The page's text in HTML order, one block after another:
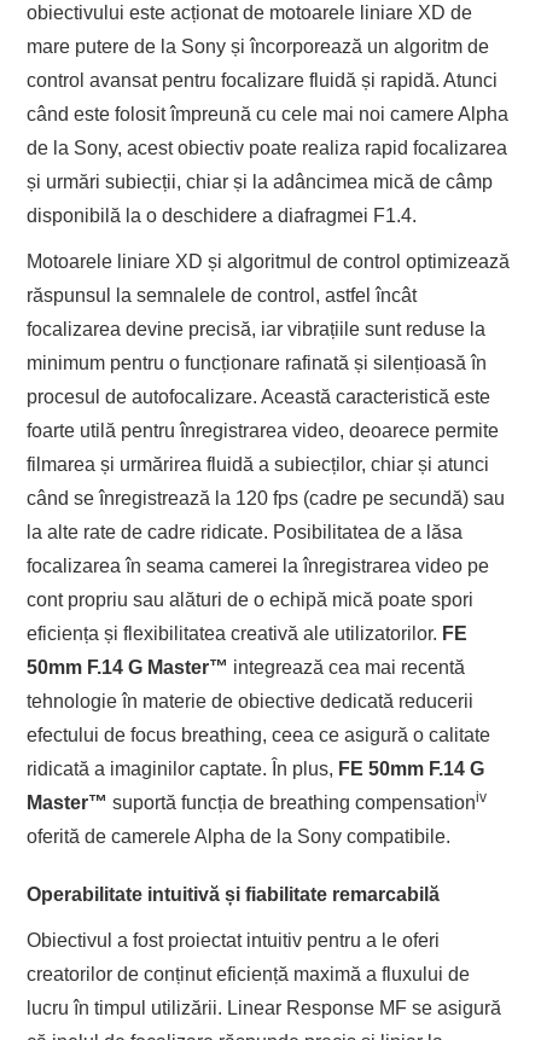
obiectivului este acționat de motoarele liniare XD de
mare putere de la Sony și încorporează un algoritm de
control avansat pentru focalizare fluidă și rapidă. Atunci
când este folosit împreună cu cele mai noi camere Alpha
de la Sony, acest obiectiv poate realiza rapid focalizarea
și urmări subiecții, chiar și la adâncimea mică de câmp
disponibilă la o deschidere a diafragmei F1.4.
Motoarele liniare XD și algoritmul de control optimizează
răspunsul la semnalele de control, astfel încât
focalizarea devine precisă, iar vibrațiile sunt reduse la
minimum pentru o funcționare rafinată și silențioasă în
procesul de autofocalizare. Această caracteristică este
foarte utilă pentru înregistrarea video, deoarece permite
filmarea și urmărirea fluidă a subiecților, chiar și atunci
când se înregistrează la 120 fps (cadre pe secundă) sau
la alte rate de cadre ridicate. Posibilitatea de a lăsa
focalizarea în seama camerei la înregistrarea video pe
cont propriu sau alături de o echipă mică poate spori
eficiența și flexibilitatea creativă ale utilizatorilor. FE
50mm F.14 G Master™ integrează cea mai recentă
tehnologie în materie de obiective dedicată reducerii
efectului de focus breathing, ceea ce asigură o calitate
ridicată a imaginilor captate. În plus, FE 50mm F.14 G
Master™ suportă funcția de breathing compensationiv
oferită de camerele Alpha de la Sony compatibile.
Operabilitate intuitivă și fiabilitate remarcabilă
Obiectivul a fost proiectat intuitiv pentru a le oferi
creatorilor de conținut eficiență maximă a fluxului de
lucru în timpul utilizării. Linear Response MF se asigură